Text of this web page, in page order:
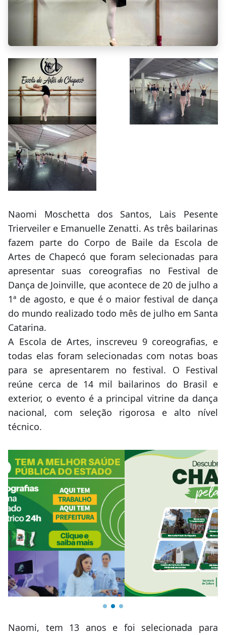
Naomi Moschetta dos Santos, Lais Pesente
Trierveiler e Emanuelle Zenatti. As três bailarinas
fazem parte do Corpo de Baile da Escola de
Artes de Chapecó que foram selecionadas para
apresentar suas coreografias no Festival de
Dança de Joinville, que acontece de 20 de julho a
1ª de agosto, e que é o maior festival de dança
do mundo realizado todo mês de julho em Santa
Catarina.
A Escola de Artes, inscreveu 9 coreografias, e
todas elas foram selecionadas com notas boas
para se apresentarem no festival. O Festival
reúne cerca de 14 mil bailarinos do Brasil e
exterior, o evento é a principal vitrine da dança
nacional, com seleção rigorosa e alto nível
técnico.
Naomi, tem 13 anos e foi selecionada para